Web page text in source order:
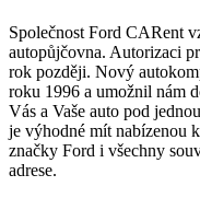
Společnost Ford CARent
autopůjčovna. Autorizaci
rok později. Nový
roku 1996 a umožnil nám
Vás a Vaše auto pod
je výhodné mít nabízenou
značky Ford i všechny
adrese.